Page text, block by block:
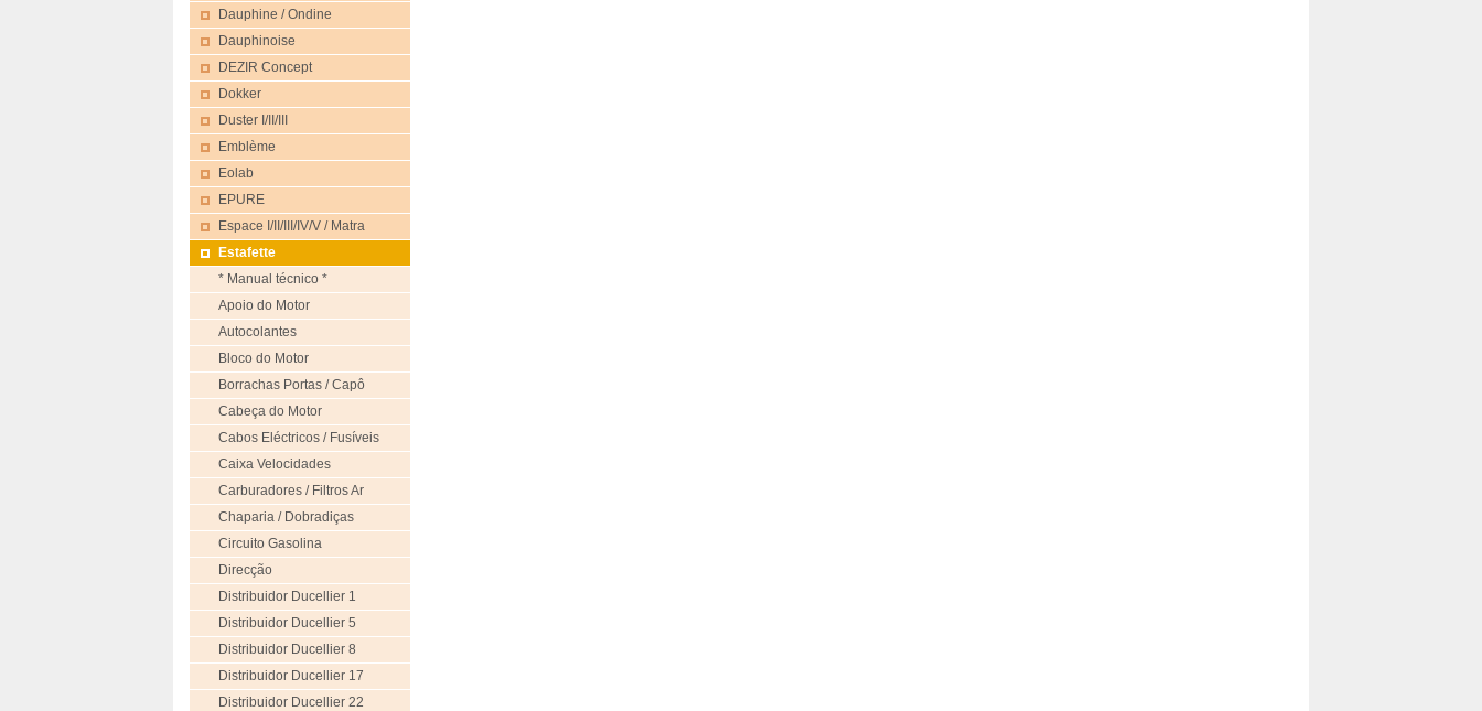
Dauphine / Ondine
Dauphinoise
DEZIR Concept
Dokker
Duster I/II/III
Emblème
Eolab
EPURE
Espace I/II/III/IV/V / Matra
Estafette
* Manual técnico *
Apoio do Motor
Autocolantes
Bloco do Motor
Borrachas Portas / Capô
Cabeça do Motor
Cabos Eléctricos / Fusíveis
Caixa Velocidades
Carburadores / Filtros Ar
Chaparia / Dobradiças
Circuito Gasolina
Direcção
Distribuidor Ducellier 1
Distribuidor Ducellier 5
Distribuidor Ducellier 8
Distribuidor Ducellier 17
Distribuidor Ducellier 22